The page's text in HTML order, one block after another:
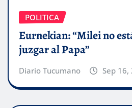
POLITICA
Eurnekian: “Milei no
juzgar al Papa”
Diario Tucumano Sep 16,